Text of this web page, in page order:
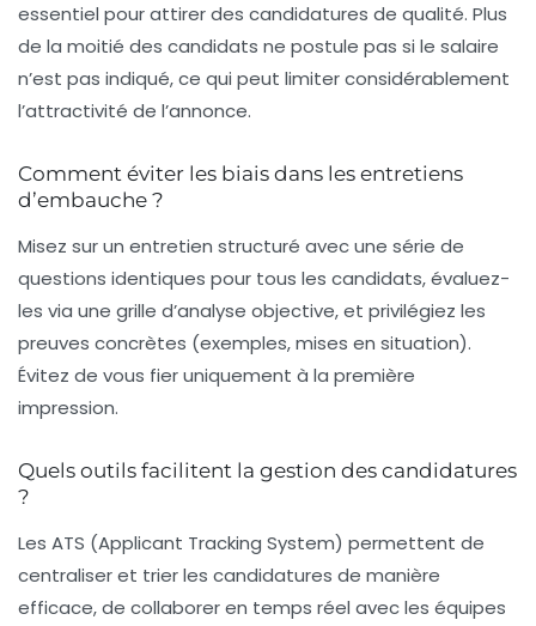
essentiel pour attirer des candidatures de qualité. Plus
de la moitié des candidats ne postule pas si le salaire
n’est pas indiqué, ce qui peut limiter considérablement
l’attractivité de l’annonce.
Comment éviter les biais dans les entretiens
d’embauche ?
Misez sur un entretien structuré avec une série de
questions identiques pour tous les candidats, évaluez-
les via une grille d’analyse objective, et privilégiez les
preuves concrètes (exemples, mises en situation).
Évitez de vous fier uniquement à la première
impression.
Quels outils facilitent la gestion des candidatures
?
Les ATS (Applicant Tracking System) permettent de
centraliser et trier les candidatures de manière
efficace, de collaborer en temps réel avec les équipes